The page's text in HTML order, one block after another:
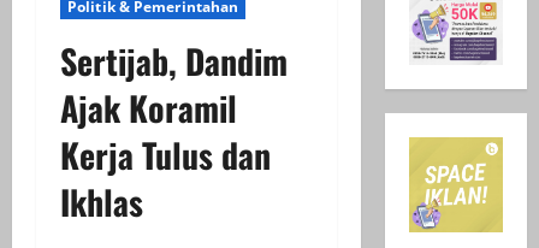
Politik & Pemerintahan
Sertijab, Dandim
Ajak Koramil
Kerja Tulus dan
Ikhlas